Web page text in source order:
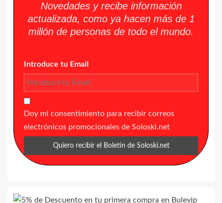
Novedades y recibe información
actualizada, como ya hacen más de 1
millón de personas de todo el mundo.
Introduce tu Email
Doy mi consentimiento para recibir correos
electrónicos promocionales de Soloski.net